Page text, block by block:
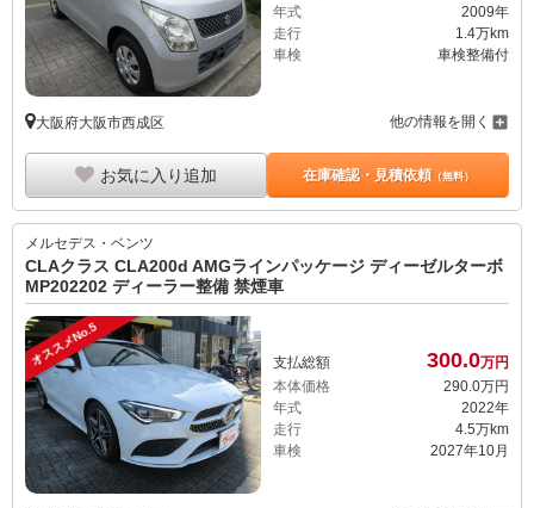
年式
2009年
走行
1.4万km
車検
車検整備付
大阪府大阪市西成区 他の情報を開く
お気に入り追加 在庫確認・見積依頼（無料）
メルセデス・ベンツ
CLAクラス CLA200d AMGラインパッケージ ディーゼルターボ
MP202202 ディーラー整備 禁煙車
オススメNo.5 支払総額 300.0万円
本体価格
290.0万円
年式
2022年
走行
4.5万km
車検
2027年10月